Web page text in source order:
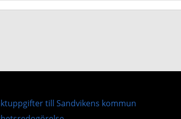
till Sandvikens kommun